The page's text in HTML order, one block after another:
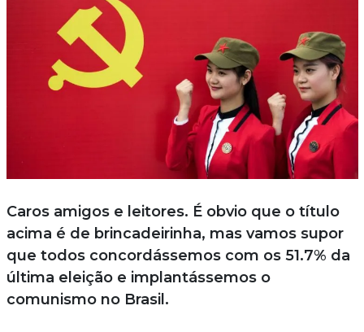
Caros amigos e leitores. É obvio que o título
acima é de brincadeirinha, mas vamos supor
que todos concordássemos com os 51.7% da
última eleição e implantássemos o
comunismo no Brasil.